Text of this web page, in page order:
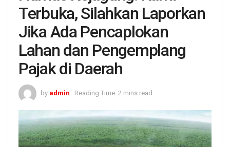
Terbuka, Silahkan Laporkan
Jika Ada Pencaplokan
Lahan dan Pengemplang
Pajak di Daerah
by admin Reading Time: 2 mins read